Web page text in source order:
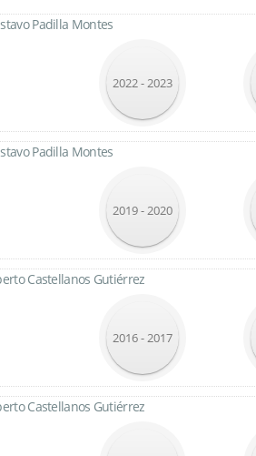
Padilla Montes
2022 - 2023
Padilla Montes
2019 - 2020
Castellanos Gutiérrez
2016 - 2017
Castellanos Gutiérrez